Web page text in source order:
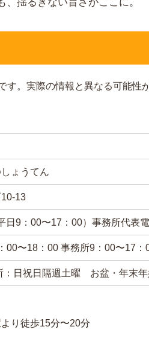
す。実際の情報と異なる可能性
ょうてん
13
日9：00〜17：00）事務所代表電
〜18：00 事務所9：00〜17：
：日祝日隔週土曜 お盆・年末年
より徒歩15分〜20分